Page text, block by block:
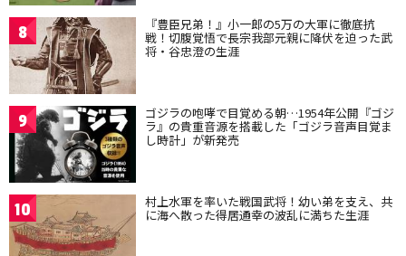
8 『豊臣兄弟！』小一郎の5万の大軍に徹底抗
戦！切腹覚悟で長宗我部元親に降伏を迫った武
将・谷忠澄の生涯
9 ゴジラの咆哮で目覚める朝…1954年公開『ゴジ
ラ』の貴重音源を搭載した「ゴジラ音声目覚ま
し時計」が新発売
10 村上水軍を率いた戦国武将！幼い弟を支え、共
に海へ散った得居通幸の波乱に満ちた生涯